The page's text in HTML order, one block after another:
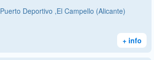
Puerto Deportivo ,El Campello (Alicante)
+ info